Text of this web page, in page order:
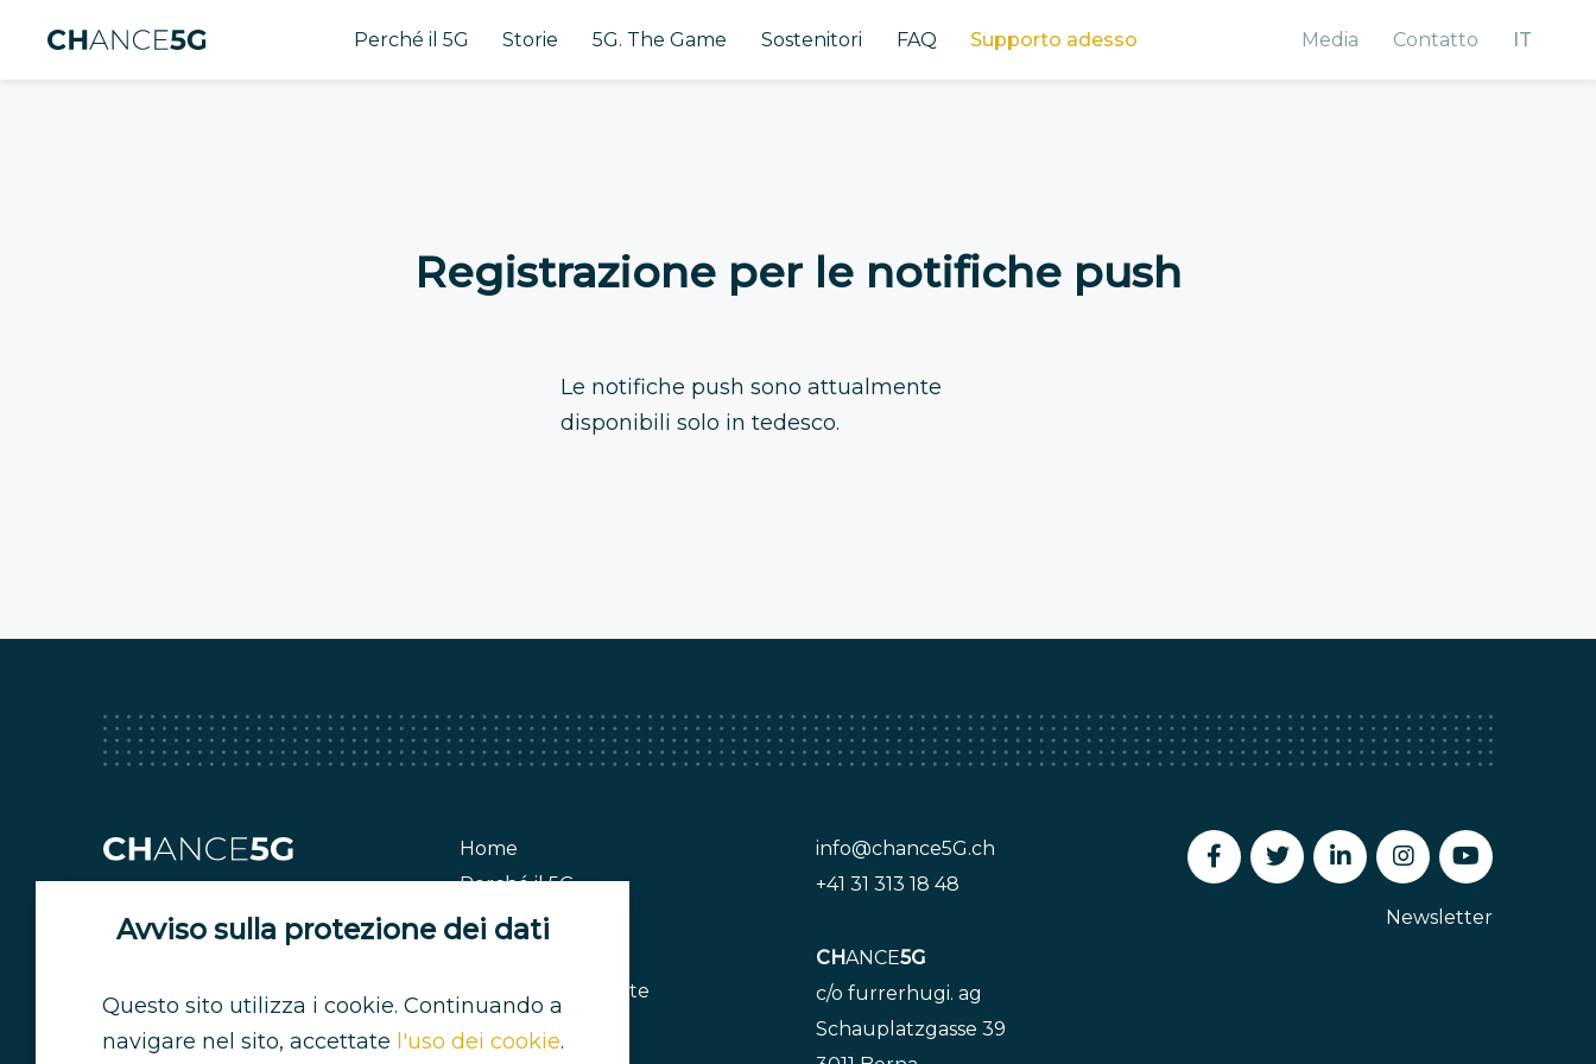
Perché il 5G Storie 5G. The Game Sostenitori FAQ Supporto adesso Media Contatto IT
Avviso sulla protezione dei dati
Questo sito utilizza i cookie. Continuando a
navigare nel sito, accettate l'uso dei cookie.
Registrazione per le notifiche push
Le notifiche push sono attualmente
disponibili solo in tedesco.
Home
Perché il 5G
Storie
Domande e risposte
info@chance5G.ch
+41 31 313 18 48
CHANCE5G
c/o furrerhugi. ag
Schauplatzgasse 39
Newsletter